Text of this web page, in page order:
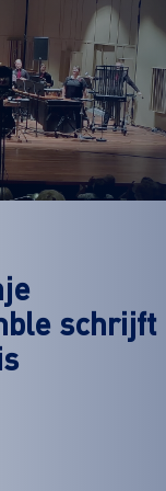
schrijft